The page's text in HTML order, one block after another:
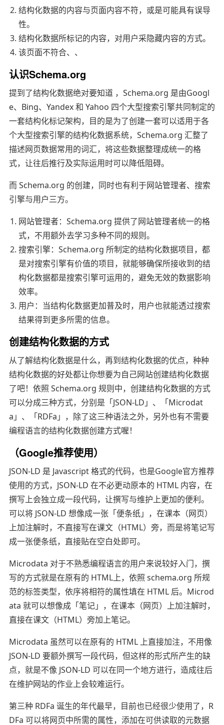
结构化数据的内容与页面内容不符，或是可能具有误导
性。
结构化数据所标记的内容，对用户采隐藏内容的方式。
该页面不符合、、
认识Schema.org
提到了结构化数据绝对要知道 ，Schema.org 是由Googl
e、Bing、Yandex 和 Yahoo 四个大型搜索引擎共同制定的
一套结构化标记架构，目的是为了创建一套可以适用于各
个大型搜索引擎的结构化数据系统，Schema.org 汇整了
描述网页数据常用的词汇，将这些数据整理成统一的格
式，让往后推行及实际运用时可以降低阻碍。
而 Schema.org 的创建，同时也有利于网站管理者、搜索
引擎与用户三方。
网站管理者：Schema.org 提供了网站管理者统一的格
式，不用额外去学习多种不同的规则。
搜索引擎：Schema.org 所制定的结构化数据项目，都
是对搜索引擎有价值的项目，就能够确保所接收到的结
构化数据都是搜索引擎可运用的，避免无效的数据影响
效率。
用户：当结构化数据更加普及时，用户也就能透过搜索
结果得到更多所需的信息。
创建结构化数据的方式
从了解结构化数据是什么，再到结构化数据的优点，种种
结构化数据的好处都让你想要为自己网站创建结构化数据
了吧！依照 Schema.org 规则中，创建结构化数据的方式
可以分成三种方式，分别是「JSON-LD」、「Microdat
a」、「RDFa」，除了这三种语法之外，另外也有不需要
编程语言的结构化数据创建方式喔！
（Google推荐使用）
JSON-LD 是 Javascript 格式的代码，也是Google官方推荐
使用的方式，JSON-LD 在不必更动原本的 HTML 内容，在
撰写上会独立成一段代码，让撰写与维护上更加的便利。
可以将 JSON-LD 想像成一张「便条纸」，在课本（网页）
上加注解时，不直接写在课文（HTML）旁，而是将笔记写
成一张便条纸，直接贴在空白处即可。
Microdata 对于不熟悉编程语言的用户来说较好入门，撰
写的方式就是在原有的 HTML上，依照 schema.org 所规
范的标签类型，依序将相符的属性填在 HTML 后。Microd
ata 就可以想像成「笔记」，在课本（网页）上加注解时，
直接在课文（HTML）旁加上笔记。
Microdata 虽然可以在原有的 HTML 上直接加注，不用像
JSON-LD 要额外撰写一段代码，但这样的形式所产生的缺
点，就是不像 JSON-LD 可以在同一个地方进行，造成往后
在维护网站的作业上会较难运行。
第三种 RDFa 诞生的年代最早，目前也已经很少使用了，R
DFa 可以将网页中所需的属性，添加在可供读取的元数据